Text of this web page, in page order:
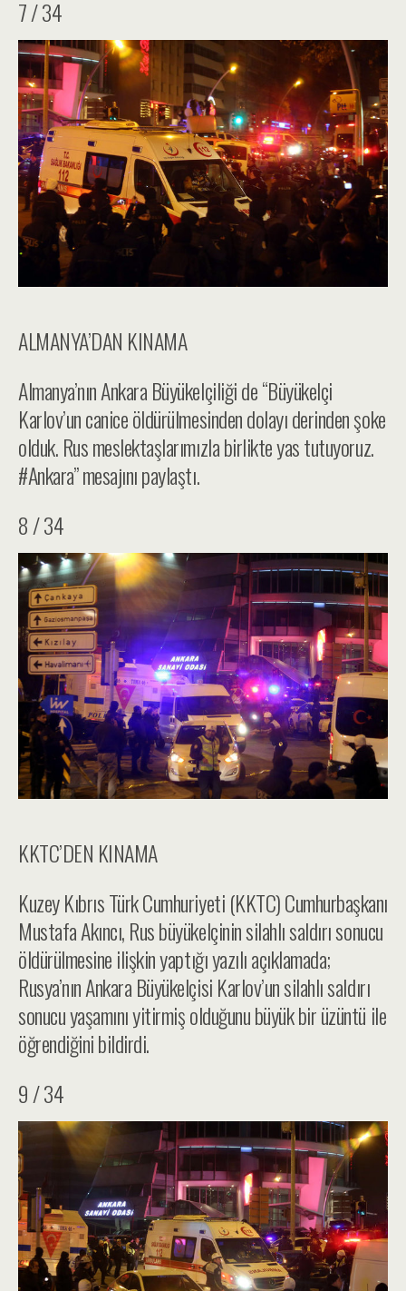
7 / 34
ALMANYA’DAN KINAMA
Almanya’nın Ankara Büyükelçiliği de “Büyükelçi
Karlov’un canice öldürülmesinden dolayı derinden şoke
olduk. Rus meslektaşlarımızla birlikte yas tutuyoruz.
#Ankara” mesajını paylaştı.
8 / 34
KKTC’DEN KINAMA
Kuzey Kıbrıs Türk Cumhuriyeti (KKTC) Cumhurbaşkanı
Mustafa Akıncı, Rus büyükelçinin silahlı saldırı sonucu
öldürülmesine ilişkin yaptığı yazılı açıklamada;
Rusya’nın Ankara Büyükelçisi Karlov’un silahlı saldırı
sonucu yaşamını yitirmiş olduğunu büyük bir üzüntü ile
öğrendiğini bildirdi.
9 / 34